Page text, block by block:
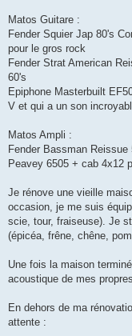
Matos Guitare :
Fender Squier Jap 80's
pour le gros rock
Fender Strat American
60's
Epiphone Masterbuilt
V et qui a un son
Matos Ampli :
Fender Bassman
Peavey 6505 + cab 4x12
Je rénove une vieille
occasion, je me suis
scie, tour, fraiseuse). Je
(épicéa, frêne, chêne,
Une fois la maison
acoustique de mes
En dehors de ma
attente :